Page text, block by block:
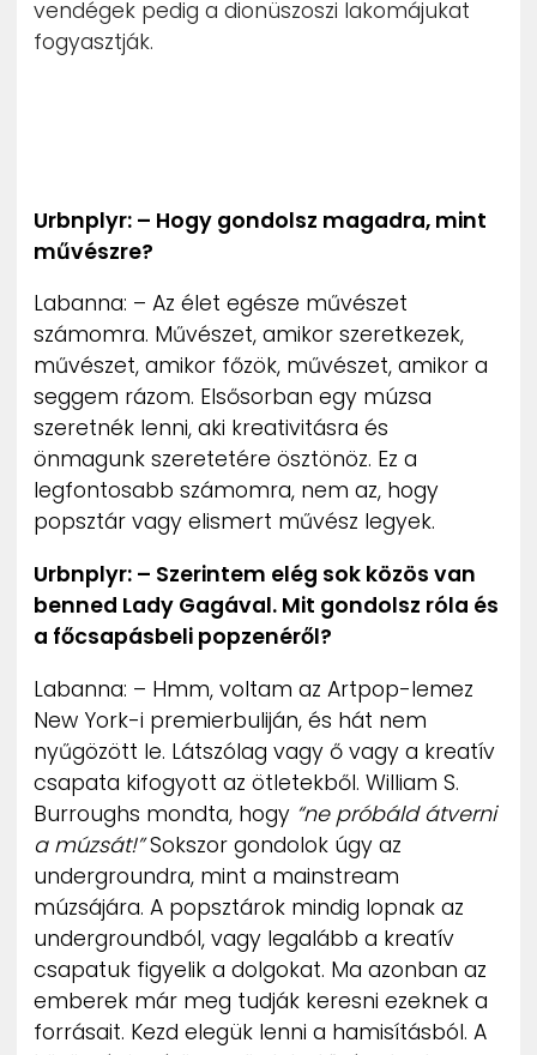
vendégek pedig a dionüszoszi lakomájukat
fogyasztják.
Urbnplyr: – Hogy gondolsz magadra, mint
művészre?
Labanna: – Az élet egésze művészet
számomra. Művészet, amikor szeretkezek,
művészet, amikor főzök, művészet, amikor a
seggem rázom. Elsősorban egy múzsa
szeretnék lenni, aki kreativitásra és
önmagunk szeretetére ösztönöz. Ez a
legfontosabb számomra, nem az, hogy
popsztár vagy elismert művész legyek.
Urbnplyr: – Szerintem elég sok közös van
benned Lady Gagával. Mit gondolsz róla és
a főcsapásbeli popzenéről?
Labanna: – Hmm, voltam az Artpop-lemez
New York-i premierbuliján, és hát nem
nyűgözött le. Látszólag vagy ő vagy a kreatív
csapata kifogyott az ötletekből. William S.
Burroughs mondta, hogy “ne próbáld átverni
a múzsát!”Sokszor gondolok úgy az
undergroundra, mint a mainstream
múzsájára. A popsztárok mindig lopnak az
undergroundból, vagy legalább a kreatív
csapatuk figyelik a dolgokat. Ma azonban az
emberek már meg tudják keresni ezeknek a
forrásait. Kezd elegük lenni a hamisításból. A